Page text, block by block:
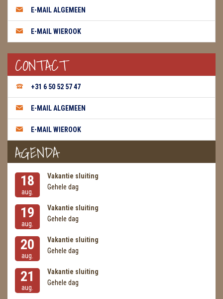
E-MAIL ALGEMEEN
E-MAIL WIEROOK
CONTACT
+31 6 50 52 57 47
E-MAIL ALGEMEEN
E-MAIL WIEROOK
AGENDA
18
aug.
Vakantie sluiting
Gehele dag
19
aug.
Vakantie sluiting
Gehele dag
20
aug.
Vakantie sluiting
Gehele dag
21
aug.
Vakantie sluiting
Gehele dag